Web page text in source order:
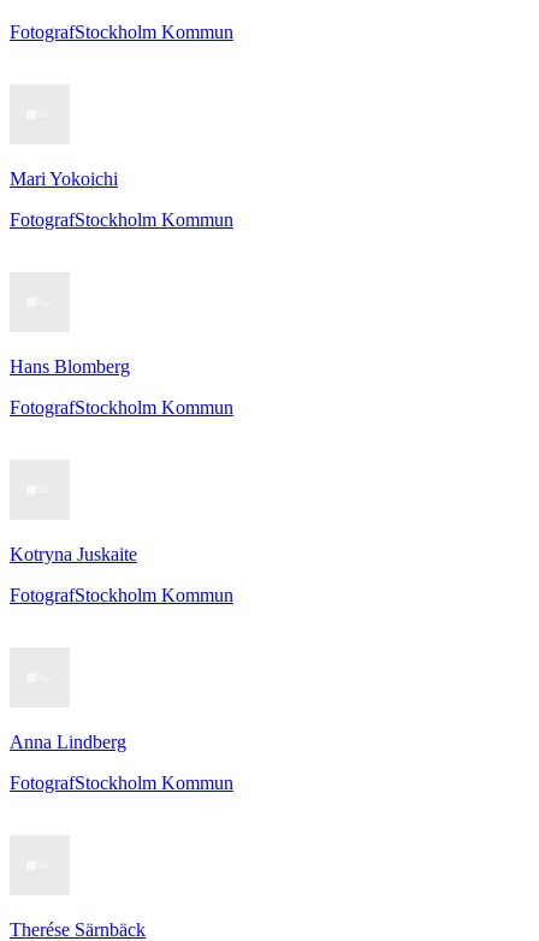
FotografStockholm Kommun
Mari Yokoichi
FotografStockholm Kommun
Hans Blomberg
FotografStockholm Kommun
Kotryna Juskaite
FotografStockholm Kommun
Anna Lindberg
FotografStockholm Kommun
Therése Särnbäck